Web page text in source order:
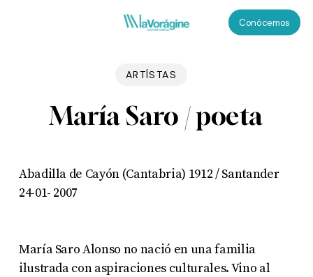
Conócemos
ARTÍSTAS
María Saro / poeta
Abadilla de Cayón (Cantabria) 1912 / Santander
24-01- 2007
María Saro Alonso no nació en una familia
ilustrada con aspiraciones culturales. Vino al